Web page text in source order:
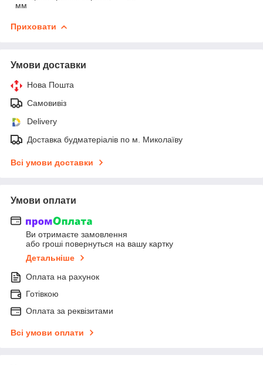
мм
Приховати
Умови доставки
Нова Пошта
Самовивіз
Delivery
Доставка будматеріалів по м. Миколаїву
Всі умови доставки
Умови оплати
Ви отримаєте замовлення
або гроші повернуться на вашу картку
Детальніше
Оплата на рахунок
Готівкою
Оплата за реквізитами
Всі умови оплати